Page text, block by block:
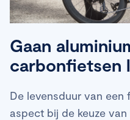
Gaan
carbonfietsen
De levensduur van een
aspect bij de keuze